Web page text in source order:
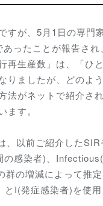
が、5月1日の専門
ったことが報告さ
再生産数」は、「ひ
りましたが、どのよ
がネットで紹介され
す。
以前ご紹介したSIR
感染者)、Infectious(
の増減によって推
I(発症感染者)を使用